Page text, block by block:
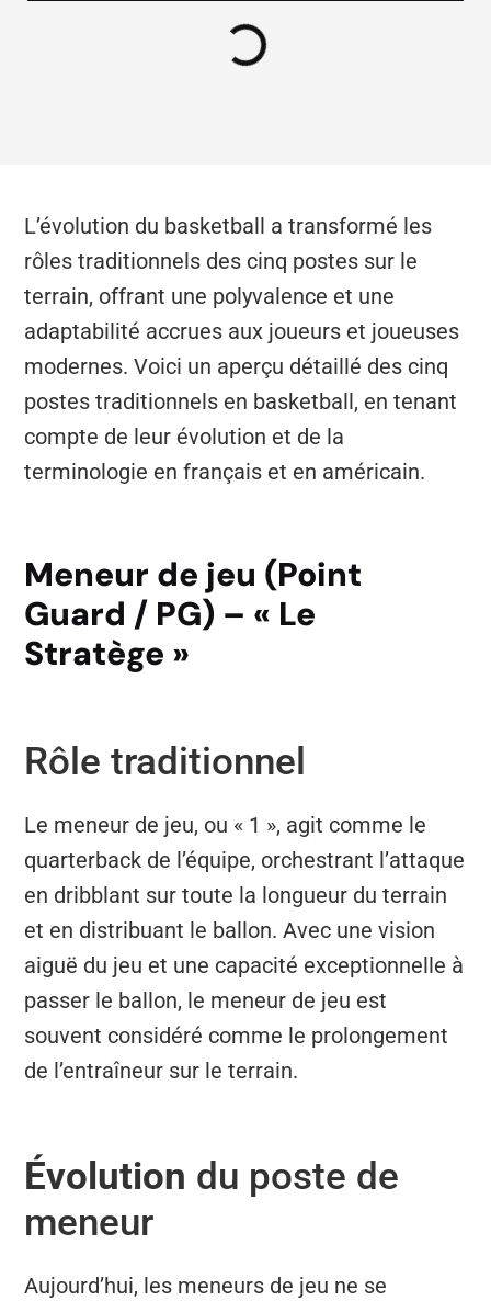
L’évolution du basketball a transformé les
rôles traditionnels des cinq postes sur le
terrain, offrant une polyvalence et une
adaptabilité accrues aux joueurs et joueuses
modernes. Voici un aperçu détaillé des cinq
postes traditionnels en basketball, en tenant
compte de leur évolution et de la
terminologie en français et en américain.
Meneur de jeu (Point
Guard / PG) – « Le
Stratège »
Rôle traditionnel
Le meneur de jeu, ou « 1 », agit comme le
quarterback de l’équipe, orchestrant l’attaque
en dribblant sur toute la longueur du terrain
et en distribuant le ballon. Avec une vision
aiguë du jeu et une capacité exceptionnelle à
passer le ballon, le meneur de jeu est
souvent considéré comme le prolongement
de l’entraîneur sur le terrain.
Évolution du poste de
meneur
Aujourd’hui, les meneurs de jeu ne se